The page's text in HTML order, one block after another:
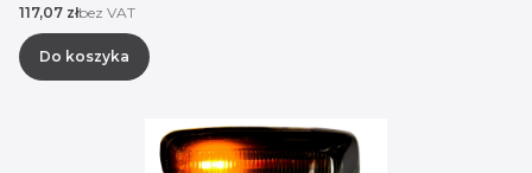
Cena
117,07 złbez VAT
Do koszyka